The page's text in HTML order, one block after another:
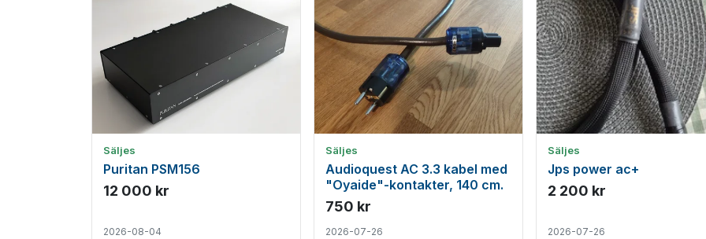
Säljes
Puritan PSM156
12 000 kr
2026-08-04
Säljes
Audioquest AC 3.3 kabel med
"Oyaide"-kontakter, 140 cm.
750 kr
2026-07-26
Säljes
Jps power ac+
2 200 kr
2026-07-26